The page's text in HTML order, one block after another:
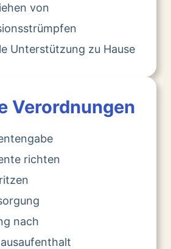
von
Unterstützung zu Hause
Verordnungen
richten
nach